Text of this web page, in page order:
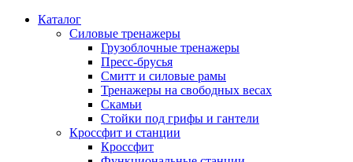
Каталог
Силовые тренажеры
Грузоблочные тренажеры
Пресс-брусья
Смитт и силовые рамы
Тренажеры на свободных весах
Скамьи
Стойки под грифы и гантели
Кроссфит и станции
Кроссфит